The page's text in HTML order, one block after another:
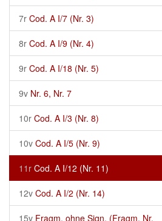
7r Cod. A I/7 (Nr. 3)
8r Cod. A I/9 (Nr. 4)
9r Cod. A I/18 (Nr. 5)
9v Nr. 6, Nr. 7
10r Cod. A I/3 (Nr. 8)
10v Cod. A I/5 (Nr. 9)
11r Cod. A I/12 (Nr. 11)
12v Cod. A I/2 (Nr. 14)
15v Fragm. ohne Sign. (Fragm. Nr.